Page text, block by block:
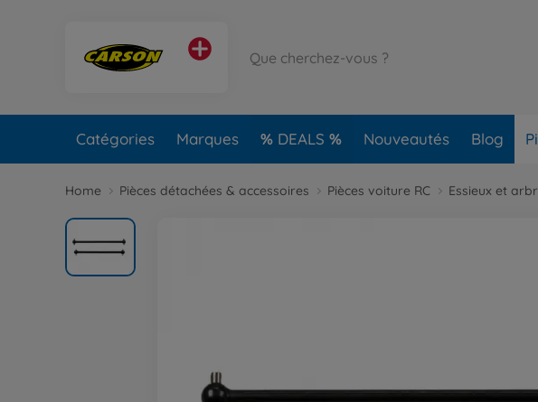
Catégories Marques DEALS Nouveautés Blog
Home Pièces détachées & accessoires Pièces voiture RC Essieux et